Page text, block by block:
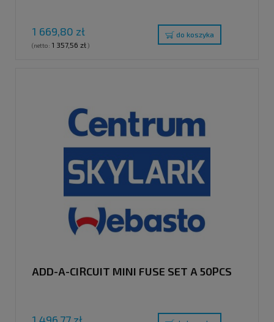
1 669,80 zł
(netto: 1 357,56 zł)
do koszyka
ADD-A-CIRCUIT MINI FUSE SET A 50PCS